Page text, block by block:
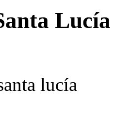
lucía